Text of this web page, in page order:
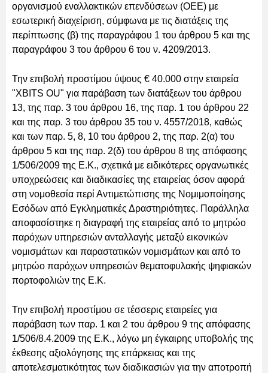
οργανισμού εναλλακτικών επενδύσεων (ΟΕΕ) με
εσωτερική διαχείριση, σύμφωνα με τις διατάξεις της
περίπτωσης (β) της παραγράφου 1 του άρθρου 5 και της
παραγράφου 3 του άρθρου 6 του ν. 4209/2013.
Την επιβολή προστίμου ύψους € 40.000 στην εταιρεία
"XBITS OU" για παράβαση των διατάξεων του άρθρου
13, της παρ. 3 του άρθρου 16, της παρ. 1 του άρθρου 22
και της παρ. 3 του άρθρου 35 του ν. 4557/2018, καθώς
και των παρ. 5, 8, 10 του άρθρου 2, της παρ. 2(α) του
άρθρου 5 και της παρ. 2(δ) του άρθρου 8 της απόφασης
1/506/2009 της Ε.Κ., σχετικά με ειδικότερες οργανωτικές
υποχρεώσεις και διαδικασίες της εταιρείας όσον αφορά
στη νομοθεσία περί Αντιμετώπισης της Νομιμοποίησης
Εσόδων από Εγκληματικές Δραστηριότητες. Παράλληλα
αποφασίστηκε η διαγραφή της εταιρείας από το μητρώο
παρόχων υπηρεσιών ανταλλαγής μεταξύ εικονικών
νομισμάτων και παραστατικών νομισμάτων και από το
μητρώο παρόχων υπηρεσιών θεματοφυλακής ψηφιακών
πορτοφολιών της Ε.Κ.
Την επιβολή προστίμου σε τέσσερις εταιρείες για
παράβαση των παρ. 1 και 2 του άρθρου 9 της απόφασης
1/506/8.4.2009 της Ε.Κ., λόγω μη έγκαιρης υποβολής της
έκθεσης αξιολόγησης της επάρκειας και της
αποτελεσματικότητας των διαδικασιών για την αποτροπή